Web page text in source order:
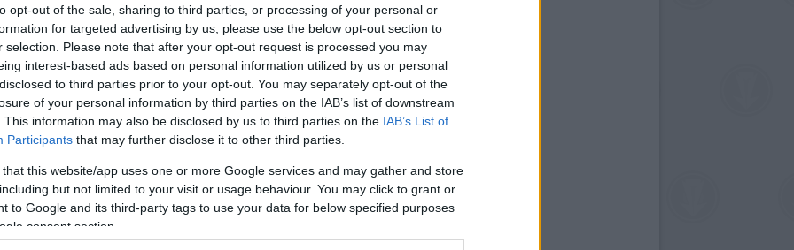
opt-out of the sale, sharing to third parties, or processing of your personal or
for targeted advertising by us, please use the below opt-out section to
selection. Please note that after your opt-out request is processed you may
interest-based ads based on personal information utilized by us or personal
to third parties prior to your opt-out. You may separately opt-out of the
of your personal information by third parties on the IAB’s list of downstream
This information may also be disclosed by us to third parties on the IAB’s List of
Participants that may further disclose it to other third parties.
that this website/app uses one or more Google services and may gather and store
but not limited to your visit or usage behaviour. You may click to grant or
to Google and its third-party tags to use your data for below specified purposes
consent section.
zenészekkel, akikkel mostanában a világot járja.
Bármennyi fellépést vállal is azonban, mint
figyelembe veszi a Mötley Crüe
garantálja a pörgést Vince számára, másrészt
mindig magával hozhatja a Mötley Crüe